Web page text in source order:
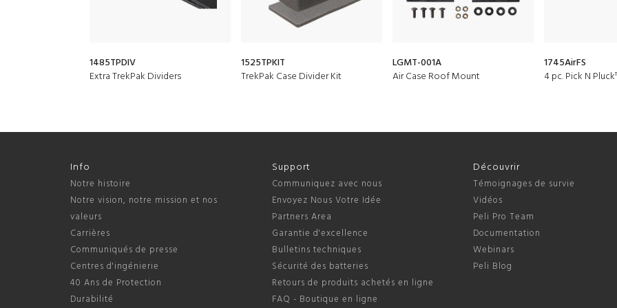
1485TPDIV
Extra TrekPak Dividers
1525TPKIT
TrekPak Case Divider Kit
LGMT-001A
Air Case Roof Mount
1745AirFS
4 pc. Pick N
Info
Notre histoire
Notre vision, notre mission et nos
valeurs
Carrières
Communiqués de presse
Centres d'ingénierie
40 Ans de Protection
Durabilité
Support
Communiquez avec nous
Envoyez Nous Votre Idée
Partners Area
Garantie d'excellence
Bulletins techniques
Sécurité des batteries
Retours de produits achetés en ligne
FAQ - Boutique en ligne
Découvrir
Témoignages de survie
Vidéos
Peli Pro Team
Documentation
Webinars
Peli Blog